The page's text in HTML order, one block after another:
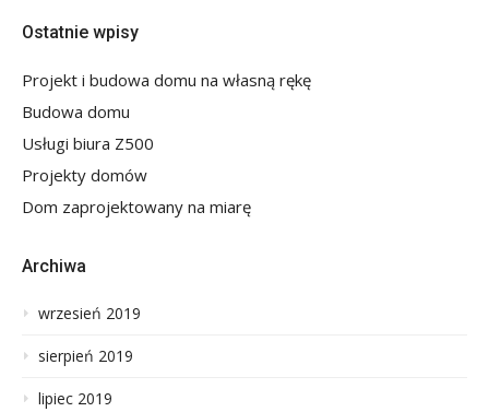
Ostatnie wpisy
Projekt i budowa domu na własną rękę
Budowa domu
Usługi biura Z500
Projekty domów
Dom zaprojektowany na miarę
Archiwa
wrzesień 2019
sierpień 2019
lipiec 2019